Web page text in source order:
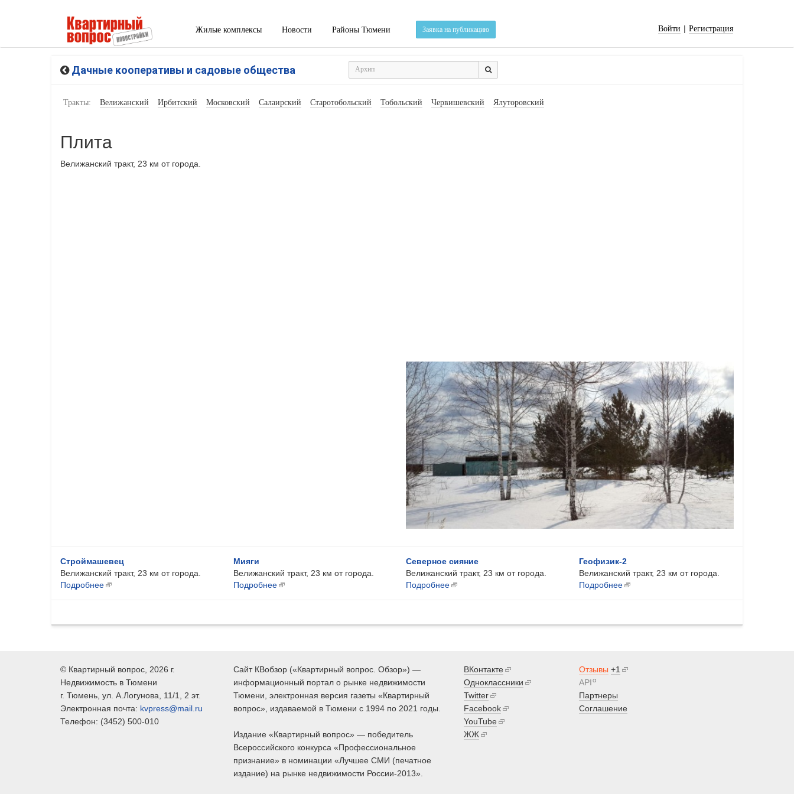
Жилые комплексы Новости Районы Тюмени Заявка на публикацию Войти | Регистрация
Дачные кооперативы и садовые общества
Тракты: Велижанский Ирбитский Московский Салаирский Старотобольский Тобольский Червишевский Ялуторовский
Плита
Велижанский тракт, 23 км от города.
Строймашевец
Велижанский тракт, 23 км от города.
Подробнее
Мияги
Велижанский тракт, 23 км от города.
Подробнее
Северное сияние
Велижанский тракт, 23 км от города.
Подробнее
Геофизик-2
Велижанский тракт, 23 км от города.
Подробнее
© Квартирный вопрос , 2026 г.
Недвижимость в Тюмени
г. Тюмень , ул. А.Логунова, 11/1, 2 эт.
Электронная почта: kvpress@mail.ru
Телефон: (3452) 500-010
Сайт КВобзор («Квартирный вопрос. Обзор») —
информационный портал о рынке недвижимости
Тюмени, электронная версия газеты «Квартирный
вопрос», издаваемой в Тюмени с 1994 по 2021 годы.
Издание «Квартирный вопрос» — победитель
Всероссийского конкурса «Профессиональное
признание» в номинации «Лучшее СМИ (печатное
издание) на рынке недвижимости России-2013».
ВКонтакте
Одноклассники
Twitter
Facebook
YouTube
ЖЖ
Отзывы +1
APIα
Партнеры
Соглашение